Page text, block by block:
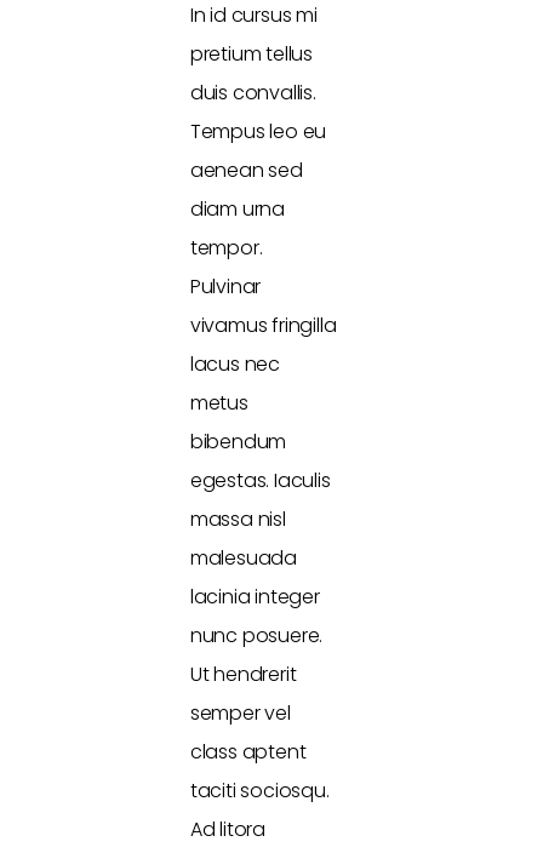
In id cursus mi
pretium tellus
duis convallis.
Tempus leo eu
aenean sed
diam urna
tempor.
Pulvinar
vivamus fringilla
lacus nec
metus
bibendum
egestas. Iaculis
massa nisl
malesuada
lacinia integer
nunc posuere.
Ut hendrerit
semper vel
class aptent
taciti sociosqu.
Ad litora